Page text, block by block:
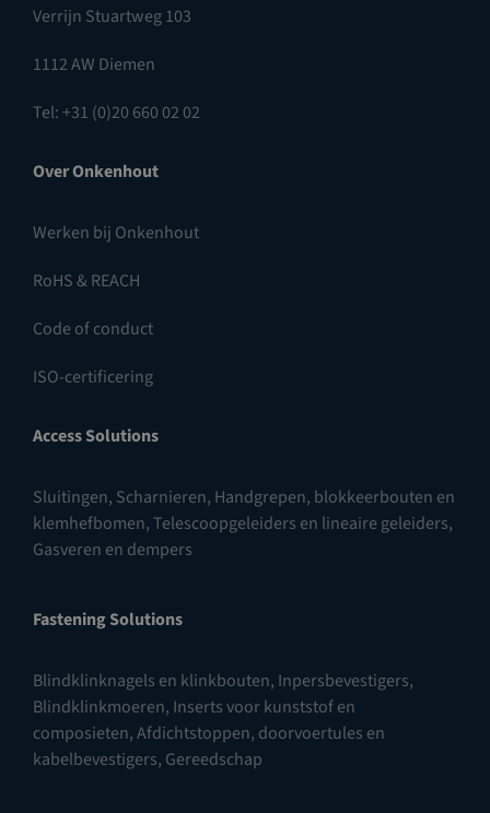
Verrijn Stuartweg 103
1112 AW Diemen
Tel: +31 (0)20 660 02 02
Over Onkenhout
Werken bij Onkenhout
RoHS & REACH
Code of conduct
ISO-certificering
Access Solutions
Sluitingen, Scharnieren, Handgrepen, blokkeerbouten en
klemhefbomen,Telescoopgeleiders en lineaire geleiders,
Gasveren en dempers
Fastening Solutions
Blindklinknagels en klinkbouten, Inpersbevestigers,
Blindklinkmoeren, Inserts voor kunststof en
composieten,Afdichtstoppen, doorvoertules en
kabelbevestigers, Gereedschap